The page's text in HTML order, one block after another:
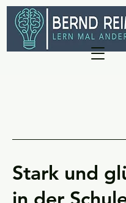
Stark und
in der